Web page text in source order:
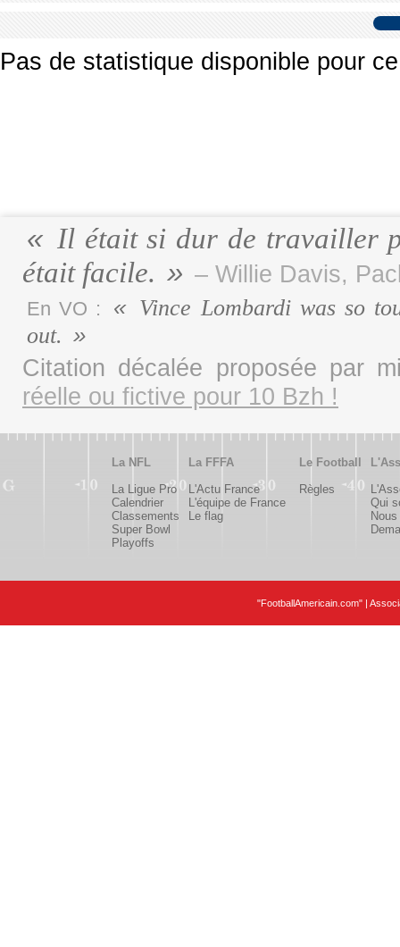
Pas de statistique disponible pour
Il était si dur de travailler
était facile.
– Willie Davis,
En VO :
Vince Lombardi was so
out.
Citation décalée proposée par
réelle ou fictive pour 10 Bzh !
La NFL
La Ligue Pro
Calendrier
Classements
Super Bowl
Playoffs
La FFFA
L'Actu France
L'équipe de France
Le flag
Le Football
Règles
Qui
"FootballAmericain.com" |